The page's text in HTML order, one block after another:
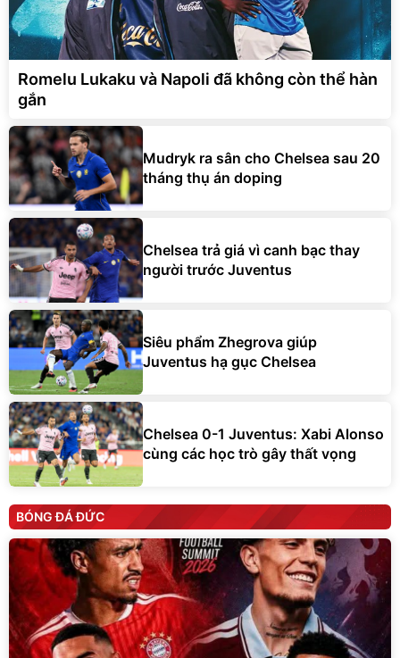
Romelu Lukaku và Napoli đã không còn thể hàn
gắn
Mudryk ra sân cho Chelsea sau 20
tháng thụ án doping
Chelsea trả giá vì canh bạc thay
người trước Juventus
Siêu phẩm Zhegrova giúp
Juventus hạ gục Chelsea
Chelsea 0-1 Juventus: Xabi Alonso
cùng các học trò gây thất vọng
BÓNG ĐÁ ĐỨC